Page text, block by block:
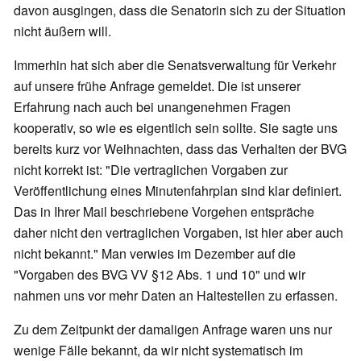
davon ausgingen, dass die Senatorin sich zu der Situation
nicht äußern will.
Immerhin hat sich aber die Senatsverwaltung für Verkehr
auf unsere frühe Anfrage gemeldet. Die ist unserer
Erfahrung nach auch bei unangenehmen Fragen
kooperativ, so wie es eigentlich sein sollte. Sie sagte uns
bereits kurz vor Weihnachten, dass das Verhalten der BVG
nicht korrekt ist: "Die vertraglichen Vorgaben zur
Veröffentlichung eines Minutenfahrplan sind klar definiert.
Das in Ihrer Mail beschriebene Vorgehen entspräche
daher nicht den vertraglichen Vorgaben, ist hier aber auch
nicht bekannt." Man verwies im Dezember auf die
"Vorgaben des BVG VV §12 Abs. 1 und 10" und wir
nahmen uns vor mehr Daten an Haltestellen zu erfassen.
Zu dem Zeitpunkt der damaligen Anfrage waren uns nur
wenige Fälle bekannt, da wir nicht systematisch im